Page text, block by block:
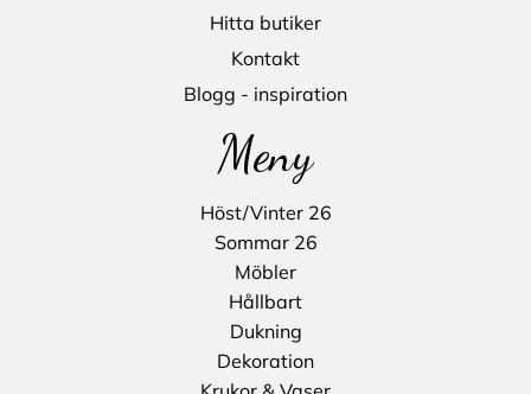
Hitta butiker
Kontakt
Blogg - inspiration
Meny
Höst/Vinter 26
Sommar 26
Möbler
Hållbart
Dukning
Dekoration